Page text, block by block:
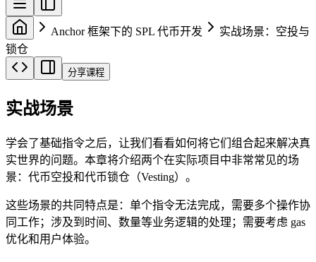
Anchor 框架下的 SPL 代币开发
实战场景：空投与
锁仓
分享课程
实战场景
学会了基础指令之后，让我们看看如何将它们组合起来解决真
实世界的问题。本章将介绍两个在实际项目中非常常见的场
景：代币空投和代币锁仓（Vesting）。
这些场景的共同特点是：单个指令无法完成，需要多个操作协
同工作；涉及到时间、数量等业务逻辑的处理；需要考虑 gas
优化和用户体验。